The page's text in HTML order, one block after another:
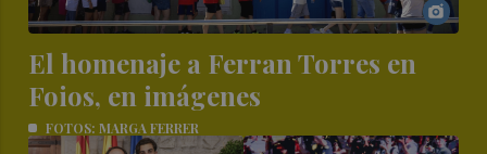
El homenaje a Ferran Torres en
Foios, en imágenes
FOTOS: MARGA FERRER